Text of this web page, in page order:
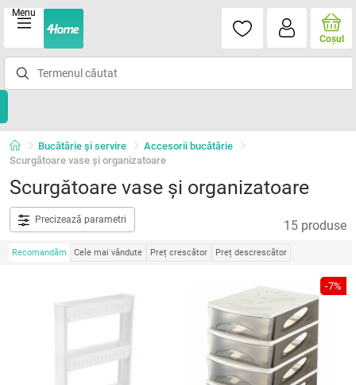
Menu
Coşul
Bucătărie și servire
Accesorii bucătărie
Scurgătoare vase şi organizatoare
Scurgătoare vase şi organizatoare
Precizează parametri 15 produse
Recomandăm Cele mai vândute Preț crescător Preț descrescător
-7%